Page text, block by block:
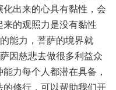
出来的心具有黏性，会
的观照力是没有黏性
能力，菩萨的境界就
因慈悲去做很多利益众
力每个人都潜在具备，
修行，可以帮助我们开